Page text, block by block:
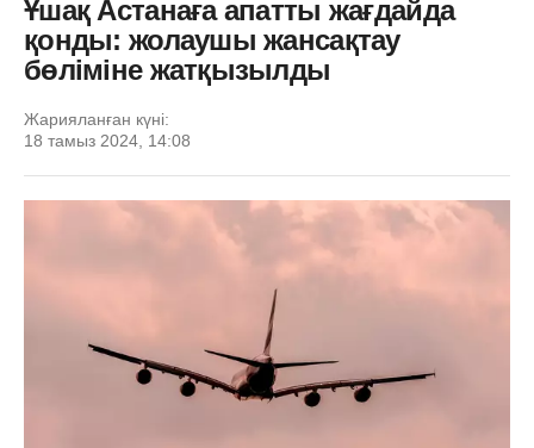
Ұшақ Астанаға апатты жағдайда
қонды: жолаушы жансақтау
бөліміне жатқызылды
Жарияланған күні:
18 тамыз 2024, 14:08